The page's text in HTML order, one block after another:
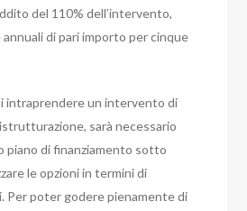
del 110% dell’intervento,
di pari importo per cinque
intraprendere un intervento di
sarà necessario
piano di finanziamento sotto
le opzioni in termini di
Per poter godere pienamente di